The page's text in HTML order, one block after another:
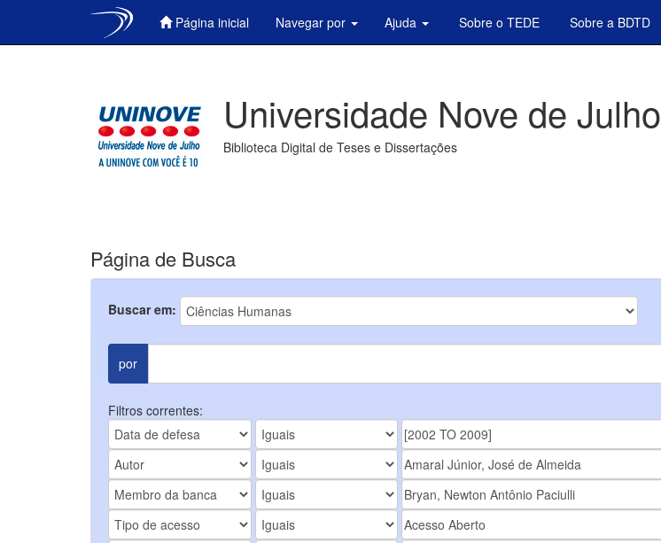
Página inicial Navegar por Ajuda Sobre o TEDE Sobre a BDTD
Universidade Nove de Julho
Biblioteca Digital de Teses e Dissertações
Página de Busca
Buscar em:
por
Filtros correntes: